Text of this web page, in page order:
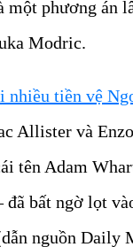
phương án
Modric.
nhiều tiền vệ
Allister và
tên Adam
bất ngờ lọt
nguồn Daily